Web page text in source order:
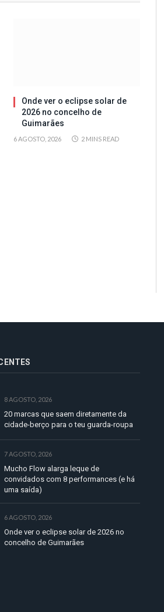
Onde ver o eclipse solar de
2026 no concelho de
Guimarães
6 AGOSTO, 2026 2 MINS READ
8 AGOSTO, 2026
20 marcas que saem diretamente da
cidade-berço para o teu guarda-roupa
7 AGOSTO, 2026
Mucho Flow alarga leque de
convidados com 8 performances (e há
uma saída)
6 AGOSTO, 2026
Onde ver o eclipse solar de 2026 no
concelho de Guimarães